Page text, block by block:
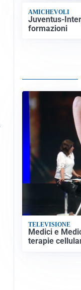
AMICHEVOLI
Juventus-
formazioni
TELEVISIONE
Medici e
terapie